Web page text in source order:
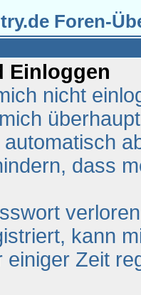
Foren-
Einloggen
nicht
dass
kann
einiger Zeit